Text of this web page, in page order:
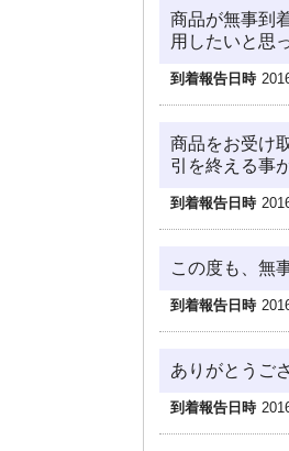
商品が無事到
用したいと思
到着報告日時
商品をお受け
引を終える事
到着報告日時
この度も、無
到着報告日時
ありがとうご
到着報告日時